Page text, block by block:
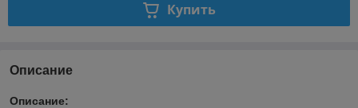
Купить
Описание
Описание: